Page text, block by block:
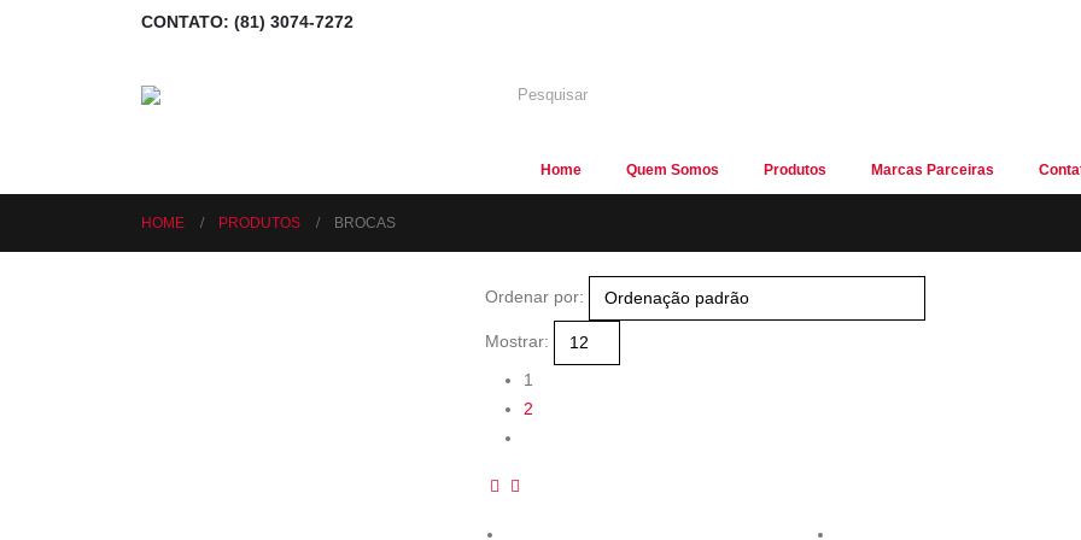
CONTATO: (81) 3074-7272
Home Quem Somos Produtos Marcas Parceiras
HOME PRODUTOS BROCAS
Ordenar por:
Mostrar:
1
2